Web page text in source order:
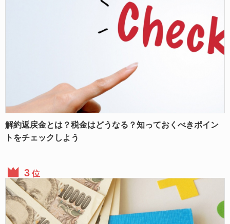
解約返戻金とは？税金はどうなる？知っておくべきポイン
トをチェックしよう
位